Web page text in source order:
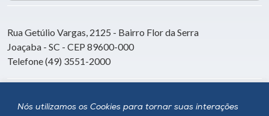
Nós utilizamos os Cookies para tornar suas interações
Rua Getúlio Vargas, 2125 - Bairro Flor da Serra
Joaçaba - SC - CEP 89600-000
Telefone (49) 3551-2000
Siga a Unoesc